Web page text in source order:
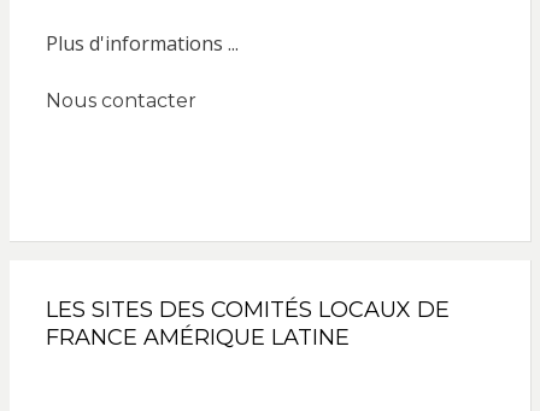
Plus d'informations ...
Nous contacter
LES SITES DES COMITÉS LOCAUX DE
FRANCE AMÉRIQUE LATINE